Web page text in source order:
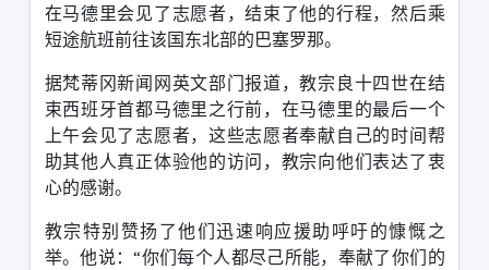
在马德里会见了志愿者，结束了他的行程，然后乘
短途航班前往该国东北部的巴塞罗那。
据梵蒂冈新闻网英文部门报道，教宗良十四世在结
束西班牙首都马德里之行前，在马德里的最后一个
上午会见了志愿者，这些志愿者奉献自己的时间帮
助其他人真正体验他的访问，教宗向他们表达了衷
心的感谢。
教宗特别赞扬了他们迅速响应援助呼吁的慷慨之
举。他说：“你们每个人都尽己所能，奉献了你们的